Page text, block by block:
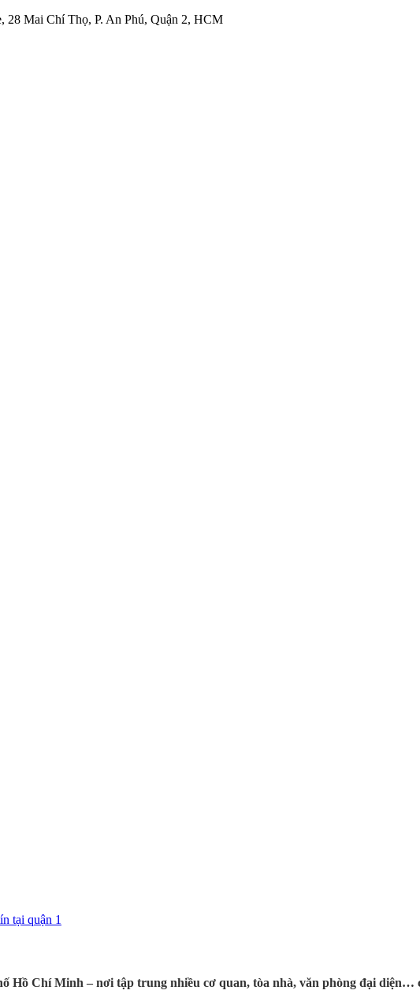
28 Mai Chí Thọ, P. An Phú, Quận 2, HCM
Hồ Chí Minh – nơi tập trung nhiều cơ quan, tòa nhà, văn phòng đại